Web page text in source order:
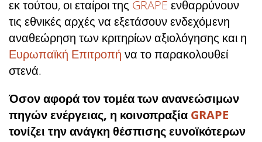
εκ τούτου, οι εταίροι της GRAPE ενθαρρύνουν
τις εθνικές αρχές να εξετάσουν ενδεχόμενη
αναθεώρηση των κριτηρίων αξιολόγησης και η
Ευρωπαϊκή Επιτροπή να το παρακολουθεί
στενά.
Όσον αφορά τον τομέα των ανανεώσιμων
πηγών ενέργειας, η κοινοπραξία GRAPE
τονίζει την ανάγκη θέσπισης ευνοϊκότερων